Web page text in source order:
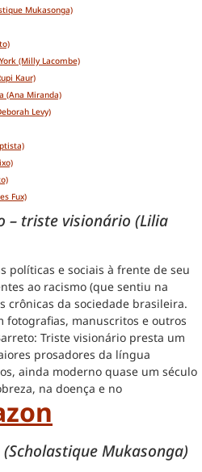
Mukasonga)
(Milly Lacombe)
Kaur)
(Ana Miranda)
Levy)
Fux)
– triste visionário (Lilia
políticas e sociais à frente de seu
ao racismo (que sentiu na
crônicas da sociedade brasileira.
fotografias, manuscritos e outros
Triste visionário presta um
prosadores da língua
ainda moderno quase um século
na doença e no
Mukasonga)